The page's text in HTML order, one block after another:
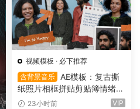
视频模板 · 必下推荐
含背景音乐
AE模板：复古撕
纸照片相框拼贴剪贴簿情绪板
旅游日记手账电影VLOG短片
23小时前 VIP